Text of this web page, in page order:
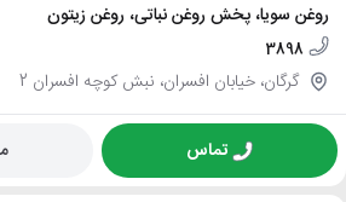
روغن سویا، پخش روغن نباتی، روغن زیتون
3898
گرگان، خیابان افسران، نبش کوچه افسران 2
تماس